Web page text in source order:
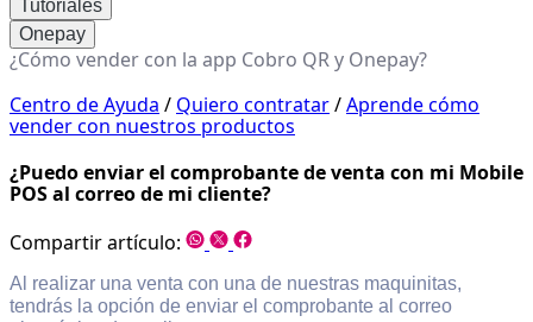
Tutoriales
Onepay
¿Cómo vender con la app Cobro QR y Onepay?
Centro de Ayuda / Quiero contratar/Aprende cómo
vender con nuestros productos
¿Puedo enviar el comprobante de venta con mi Mobile
POS al correo de mi cliente?
Compartir artículo:
Al realizar una venta con una de nuestras maquinitas,
tendrás la opción de enviar el comprobante al correo